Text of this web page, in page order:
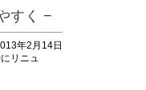
すく −
年2月14日
リニュ